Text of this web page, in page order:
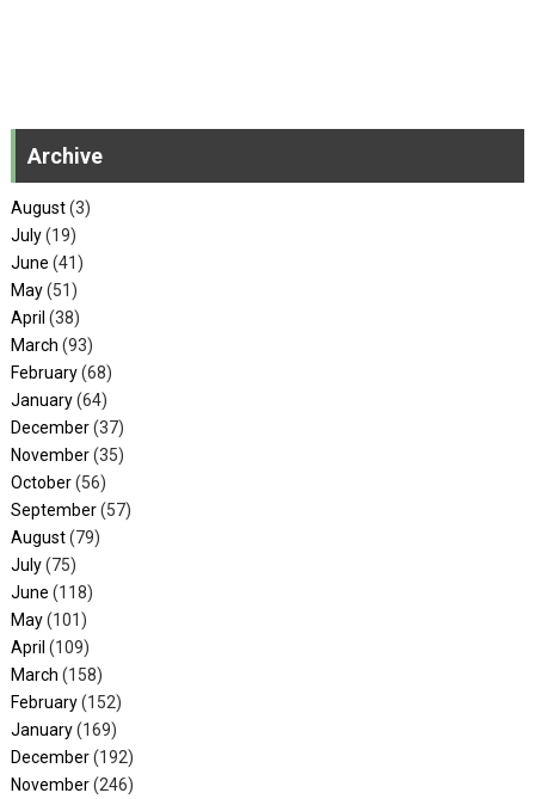
Archive
August(3)
July(19)
June (41)
May(51)
April (38)
March (93)
February(68)
January(64)
December(37)
November(35)
October(56)
September(57)
August(79)
July(75)
June (118)
May(101)
April (109)
March (158)
February(152)
January(169)
December(192)
November(246)